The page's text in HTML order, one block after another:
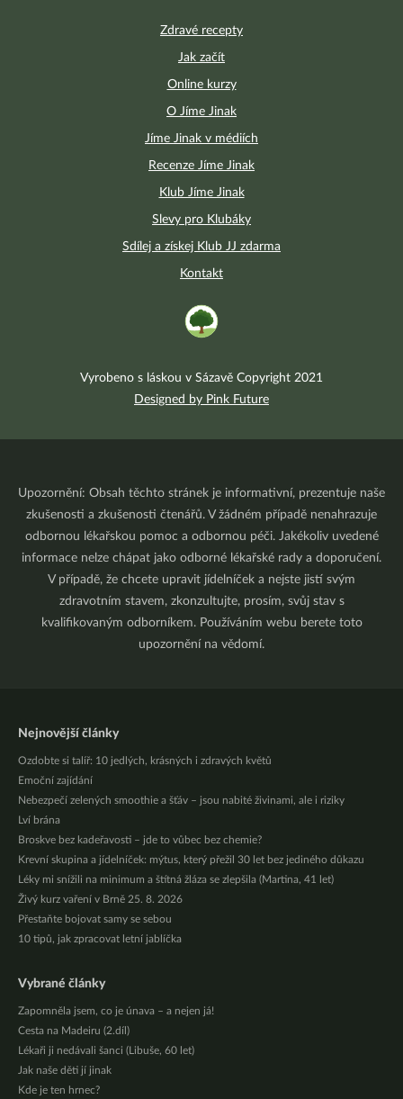
Zdravé recepty
Jak začít
Online kurzy
O Jíme Jinak
Jíme Jinak v médiích
Recenze Jíme Jinak
Klub Jíme Jinak
Slevy pro Klubáky
Sdílej a získej Klub JJ zdarma
Kontakt
Vyrobeno s láskou v Sázavě Copyright 2021
Designed by Pink Future
Upozornění: Obsah těchto stránek je informativní, prezentuje naše
zkušenosti a zkušenosti čtenářů. V žádném případě nenahrazuje
odbornou lékařskou pomoc a odbornou péči. Jakékoliv uvedené
informace nelze chápat jako odborné lékařské rady a doporučení.
V případě, že chcete upravit jídelníček a nejste jistí svým
zdravotním stavem, zkonzultujte, prosím, svůj stav s
kvalifikovaným odborníkem. Používáním webu berete toto
upozornění na vědomí.
Nejnovější články
Ozdobte si talíř: 10 jedlých, krásných i zdravých květů
Emoční zajídání
Nebezpečí zelených smoothie a šťáv – jsou nabité živinami, ale i riziky
Lví brána
Broskve bez kadeřavosti – jde to vůbec bez chemie?
Krevní skupina a jídelníček: mýtus, který přežil 30 let bez jediného důkazu
Léky mi snížili na minimum a štítná žláza se zlepšila (Martina, 41 let)
Živý kurz vaření v Brně 25. 8. 2026
Přestaňte bojovat samy se sebou
10 tipů, jak zpracovat letní jablíčka
Vybrané články
Zapomněla jsem, co je únava – a nejen já!
Cesta na Madeiru (2.díl)
Lékaři ji nedávali šanci (Libuše, 60 let)
Jak naše děti jí jinak
Kde je ten hrnec?